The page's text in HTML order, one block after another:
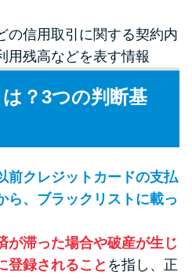
金を借りる方法は？親
にくさや将来への影響
！
（闇金）からお金を借り
ない理由と借りた場合
の信用取引に関する契約内
用残高などを表す情報
は？3つの判断基
前クレジットカードの支払
ら、ブラックリストに載っ
が滞った場合や破産が生じ
登録されること を指し、正